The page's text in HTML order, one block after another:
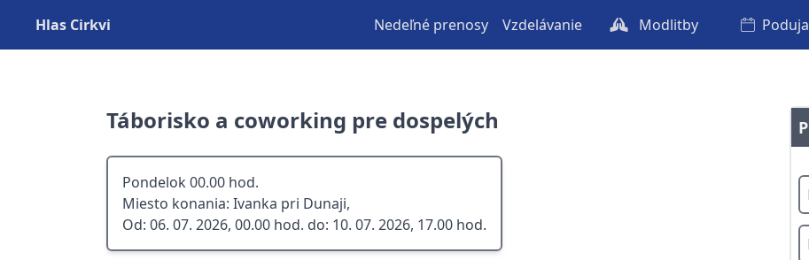
Hlas Cirkvi Nedeľné prenosy Vzdelávanie Modlitby
Táborisko a coworking pre dospelých
Pondelok 00.00 hod.
Miesto konania: Ivanka pri Dunaji,
Od: 06. 07. 2026, 00.00 hod. do: 10. 07. 2026, 17.00 hod.